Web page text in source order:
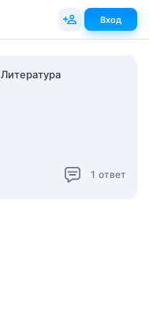
Литература
1 ответ
Вход